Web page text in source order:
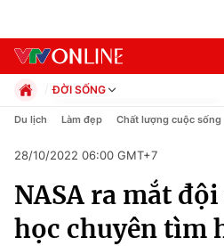
Chuyên mục
Chính trị
ĐỜI SỐNG
Chính trị
Pháp luật
Kinh tế
Thể thao
Truyền hình
Du lịch Làm đẹp Chất lượng cuộc sống
28/10/2022 06:00 GMT+7
NASA ra mắt
học chuyên tìm